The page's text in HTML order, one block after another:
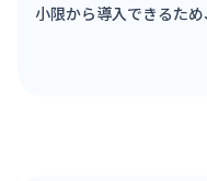
小限から導入できるため